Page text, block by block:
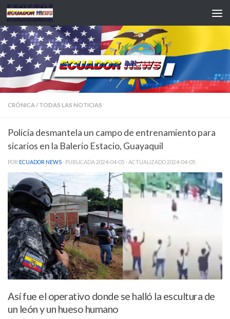
Saltar al contenido
CRÓNICA/ TODAS LAS NOTICIAS
Policía desmantela un campo de entrenamiento para
sicarios en la Balerio Estacio, Guayaquil
POR ECUADOR NEWS · PUBLICADA2024-04-05 · ACTUALIZADO2024-04-05
Así fue el operativo donde se halló la escultura de
un león y un hueso humano